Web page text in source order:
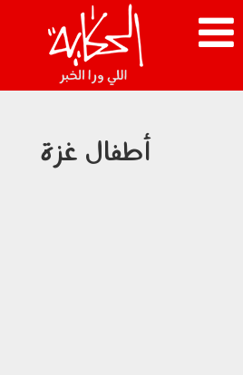
أطفال غزة